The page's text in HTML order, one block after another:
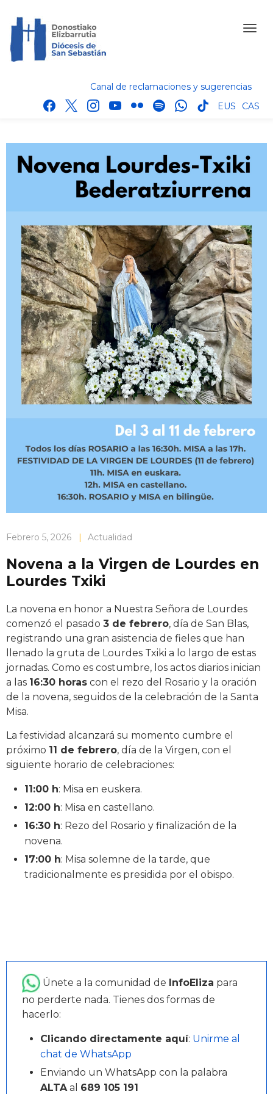
Canal de reclamaciones y sugerencias
facebook
x instagram
youtube
flickr spotifywhatsapp
tik
EUS CAS
Febrero 5, 2026 | Actualidad
Novena a la Virgen de Lourdes en
Lourdes Txiki
La novena en honor a Nuestra Señora de Lourdes
comenzó el pasado 3 de febrero, día de San Blas,
registrando una gran asistencia de fieles que han
llenado la gruta de Lourdes Txiki a lo largo de estas
jornadas. Como es costumbre, los actos diarios inician
a las 16:30 horas con el rezo del Rosario y la oración
de la novena, seguidos de la celebración de la Santa
Misa.
La festividad alcanzará su momento cumbre el
próximo 11 de febrero, día de la Virgen, con el
siguiente horario de celebraciones:
11:00 h: Misa en euskera.
12:00 h: Misa en castellano.
16:30 h: Rezo del Rosario y finalización de la
novena.
17:00 h: Misa solemne de la tarde, que
tradicionalmente es presidida por el obispo.
Únete a la comunidad de InfoEliza para
no perderte nada. Tienes dos formas de
hacerlo:
Clicando directamente aquí: Unirme al
chat de WhatsApp
Enviando un WhatsApp con la palabra
ALTA al 689 105 191